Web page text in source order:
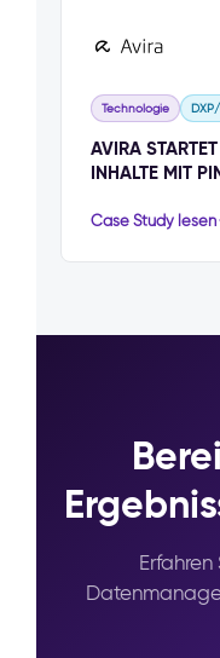
Technologie
AVIRA
INHALTE MIT
Case Study lesen